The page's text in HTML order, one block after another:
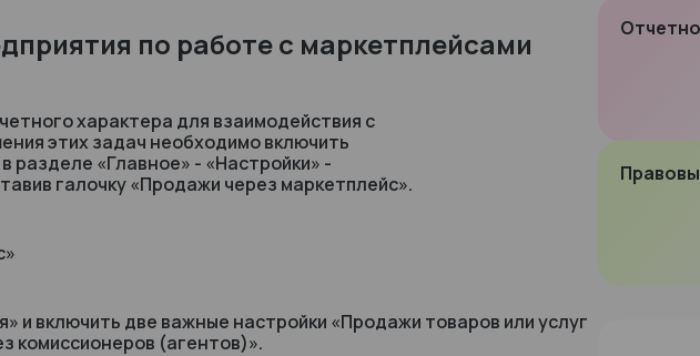
по работе с маркетплейсами
характера для взаимодействия с
этих задач необходимо включить
разделе «Главное» - «Настройки» -
галочку «Продажи через маркетплейс».
и включить две важные настройки «Продажи товаров или услуг
комиссионеров (агентов)».